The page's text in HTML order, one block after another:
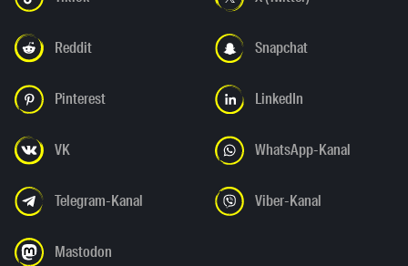
Reddit Snapchat
Pinterest LinkedIn
VK WhatsApp-Kanal
Telegram-Kanal Viber-Kanal
Mastodon